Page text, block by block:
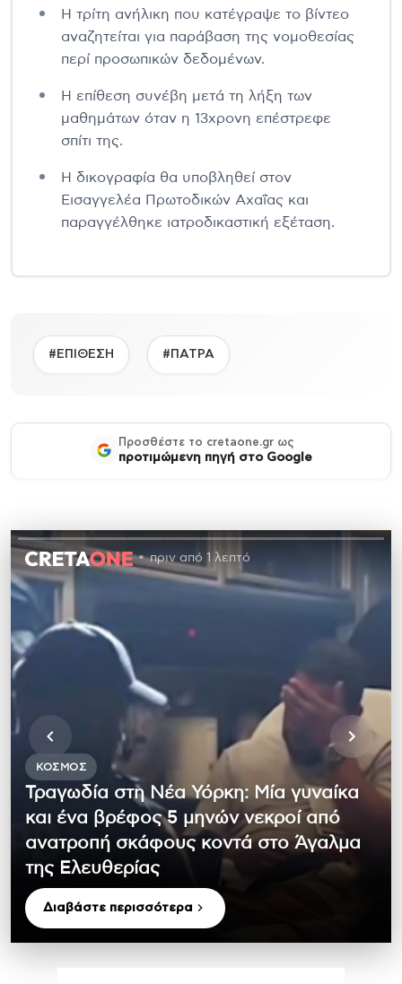
Η τρίτη ανήλικη που κατέγραψε το βίντεο
αναζητείται για παράβαση της νομοθεσίας
περί προσωπικών δεδομένων.
Η επίθεση συνέβη μετά τη λήξη των
μαθημάτων όταν η 13χρονη επέστρεφε
σπίτι της.
Η δικογραφία θα υποβληθεί στον
Εισαγγελέα Πρωτοδικών Αχαΐας και
παραγγέλθηκε ιατροδικαστική εξέταση.
#ΕΠΙΘΕΣΗ #ΠΑΤΡΑ
Προσθέστε το cretaone.gr ως
προτιμώμενη πηγή στο Google
πριν από 1 λεπτό
ΚΌΣΜΟΣ
Τραγωδία στη Νέα Υόρκη: Μία γυναίκα
και ένα βρέφος 5 μηνών νεκροί από
ανατροπή σκάφους κοντά στο Άγαλμα
της Ελευθερίας
Διαβάστε περισσότερα